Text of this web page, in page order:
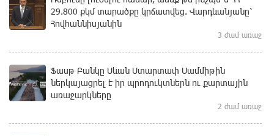
29.800 քկմ տարածքը կրճատվեց. Վարդևանյանը՝
Հովհաննիսյանին
3 ժամ առաջ
Ֆասթ Բանկը Սևան Ստարտափ Սամմիթին
ներկայացրել է իր պրոդուկտներն ու քարտային
առաջարկները
2 ժամ առաջ